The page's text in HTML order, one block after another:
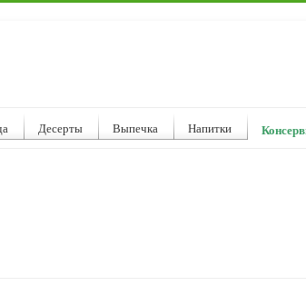
Десерты Выпечка Напитки